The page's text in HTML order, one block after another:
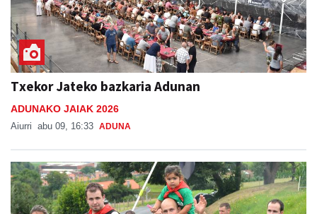
Txekor Jateko bazkaria Adunan
ADUNAKO JAIAK 2026
Aiurri abu 09, 16:33 ADUNA